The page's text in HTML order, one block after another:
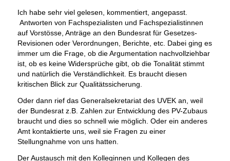
Ich habe sehr viel gelesen, kommentiert, angepasst.
Antworten von Fachspezialisten und Fachspezialistinnen
auf Vorstösse, Anträge an den Bundesrat für Gesetzes-
Revisionen oder Verordnungen, Berichte, etc. Dabei ging es
immer um die Frage, ob die Argumentation nachvollziehbar
ist, ob es keine Widersprüche gibt, ob die Tonalität stimmt
und natürlich die Verständlichkeit. Es braucht diesen
kritischen Blick zur Qualitätssicherung.
Oder dann rief das Generalsekretariat des UVEK an, weil
der Bundesrat z.B. Zahlen zur Entwicklung des PV-Zubaus
braucht und dies so schnell wie möglich. Oder ein anderes
Amt kontaktierte uns, weil sie Fragen zu einer
Stellungnahme von uns hatten.
Der Austausch mit den Kolleginnen und Kollegen des